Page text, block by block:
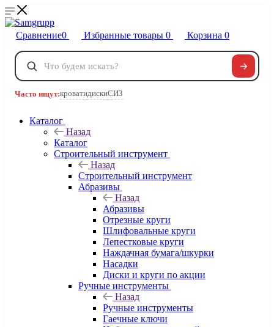
Сравнение0 Избранные товары 0 Корзина 0
Телефоны
8 800 222-40-09
Часто ищут:кроватидискиСИЗ
Каталог
Назад
Каталог
Строительный инструмент
Назад
Строительный инструмент
Абразивы
Назад
Абразивы
Отрезные круги
Шлифовальные круги
Лепестковые круги
Наждачная бумага/шкурки
Насадки
Диски и круги по акции
Ручные инструменты
Назад
Ручные инструменты
Гаечные ключи